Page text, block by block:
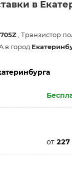
в
, Транзистор
в город
от 227